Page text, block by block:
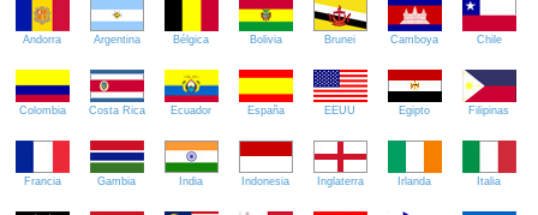
Andorra Argentina Bélgica Bolivia Brunei Camboya Chile
Colombia Costa Rica Ecuador España EEUU Egipto Filipinas
Francia Gambia India Indonesia Inglaterra Irlanda Italia